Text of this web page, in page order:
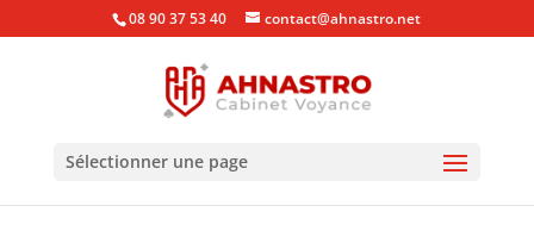
08 90 37 53 40 contact@ahnastro.net
Sélectionner une page